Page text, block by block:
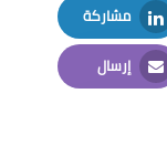
مشاركة
LinkedIn
إرسال
Email